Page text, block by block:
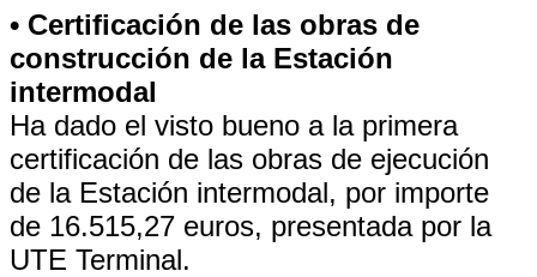
• Certificación de las obras de
construcción de la Estación
intermodal
Ha dado el visto bueno a la primera
certificación de las obras de ejecución
de la Estación intermodal, por importe
de 16.515,27 euros, presentada por la
UTE Terminal.